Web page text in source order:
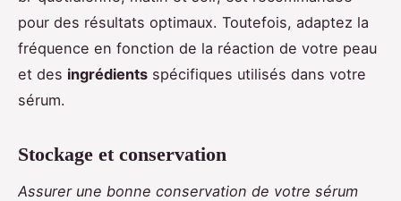
pour des résultats optimaux. Toutefois, adaptez la
fréquence en fonction de la réaction de votre peau
et des ingrédients spécifiques utilisés dans votre
sérum.
Stockage et conservation
Assurer une bonne conservation de votre sérum